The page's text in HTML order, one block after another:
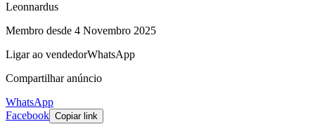
Leonnardus
Membro desde 4 Novembro 2025
Ligar ao vendedorWhatsApp
Compartilhar anúncio
WhatsApp
Facebook Copiar link